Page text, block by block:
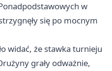
w
się po mocnym
widać, że stawka turnieju
grały odważnie,